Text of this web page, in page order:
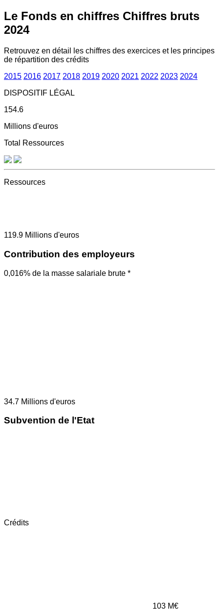
Le Fonds en chiffres Chiffres bruts
2024
Retrouvez en détail les chiffres des exercices et les principes
de répartition des crédits
2015 2016 2017 2018 2019 2020 2021 2022 2023 2024
DISPOSITIF LÉGAL
154.6
Millions d'euros
Total Ressources
Ressources
119.9 Millions d'euros
Contribution des employeurs
0,016% de la masse salariale brute *
34.7 Millions d'euros
Subvention de l'Etat
Crédits
103 M€